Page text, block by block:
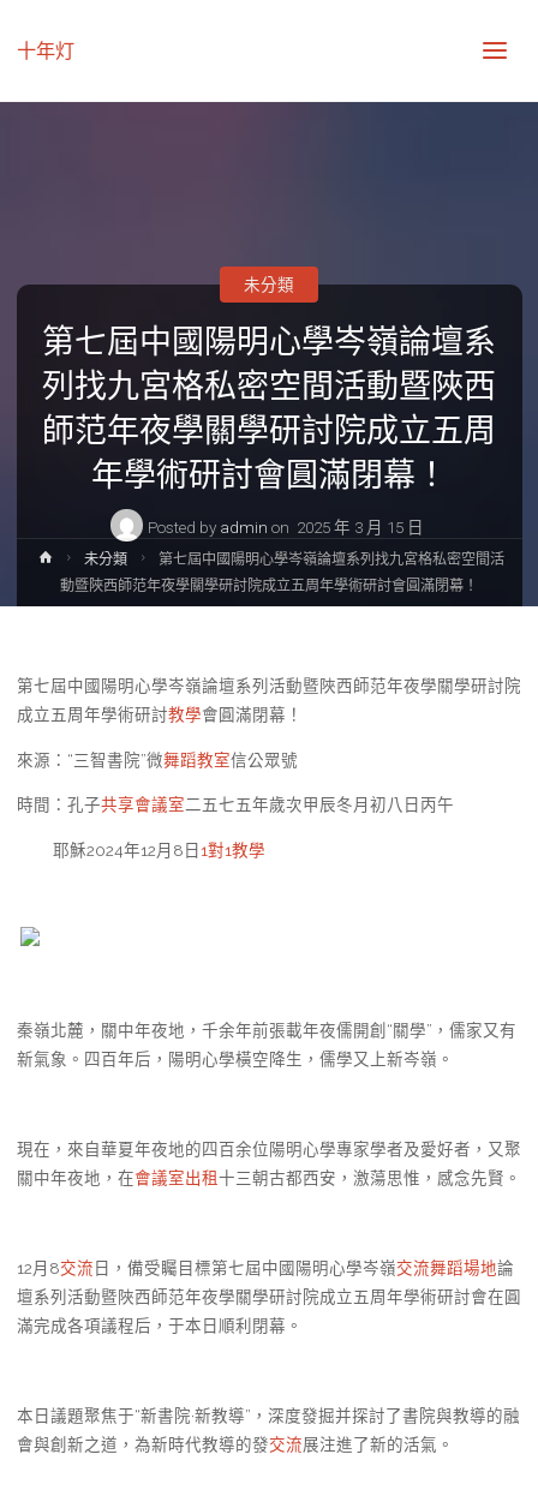
十年灯
第七屆中國陽明心學岑嶺論壇系
列找九宮格私密空間活動暨陜西
師范年夜學關學研討院成立五周
年學術研討會圓滿閉幕！
Posted by admin on 2025 年 3 月 15 日
未分類
Home未分類
第七屆中國陽明心學岑嶺論壇系列找九宮格私密空間活
動暨陜西師范年夜學關學研討院成立五周年學術研討會圓滿閉幕！
第七屆中國陽明心學岑嶺論壇系列活動暨陜西師范年夜學關學研討院
成立五周年學術研討教學會圓滿閉幕！
來源：“三智書院”微舞蹈教室信公眾號
時間：孔子共享會議室二五七五年歲次甲辰冬月初八日丙午
耶穌2024年12月8日1對1教學
秦嶺北麓，關中年夜地，千余年前張載年夜儒開創“關學”，儒家又有
新氣象。四百年后，陽明心學橫空降生，儒學又上新岑嶺。
現在，來自華夏年夜地的四百余位陽明心學專家學者及愛好者，又聚
關中年夜地，在會議室出租十三朝古都西安，激蕩思惟，感念先賢。
12月8交流日，備受矚目標第七屆中國陽明心學岑嶺交流舞蹈場地論
壇系列活動暨陜西師范年夜學關學研討院成立五周年學術研討會在圓
滿完成各項議程后，于本日順利閉幕。
本日議題聚焦于“新書院·新教導”，深度發掘并探討了書院與教導的融
會與創新之道，為新時代教導的發交流展注進了新的活氣。